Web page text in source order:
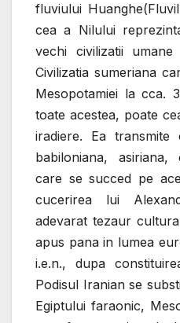
fluviului
cea a Nilului
vechi civilizatii umane
Civilizatia sumeriana
Mesopotamiei la cca.
toate acestea, poate
iradiere. Ea transmite
babiloniana,
care se succed pe
cucerirea lui
adevarat tezaur
apus pana in lumea
i.e.n., dupa
Podisul Iranian se
Egiptului faraonic,